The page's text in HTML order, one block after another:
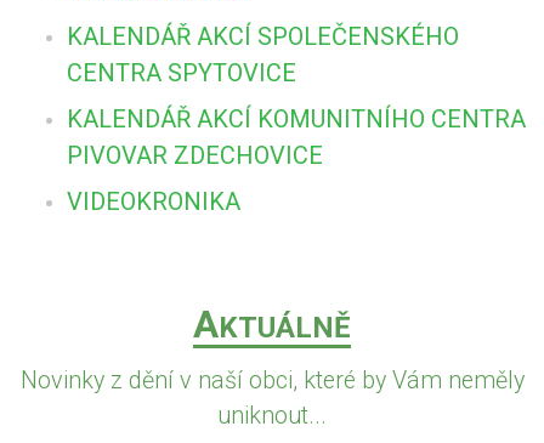
KALENDÁŘ AKCÍ SPOLEČENSKÉHO
CENTRA SPYTOVICE
KALENDÁŘ AKCÍ KOMUNITNÍHO CENTRA
PIVOVAR ZDECHOVICE
VIDEOKRONIKA
AKTUÁLNĚ
Novinky z dění v naší obci, které by Vám neměly
uniknout...